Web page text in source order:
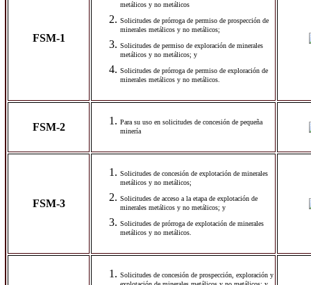
FSM-1
metálicos y no metálicos
Solicitudes de prórroga de permiso de prospección de
minerales metálicos y no metálicos;
Solicitudes de permiso de exploración de minerales
metálicos y no metálicos; y
Solicitudes de prórroga de permiso de exploración de
minerales metálicos y no metálicos.
FSM-2 Para su uso en solicitudes de concesión de pequeña
minería
FSM-3
Solicitudes de concesión de explotación de minerales
metálicos y no metálicos;
Solicitudes de acceso a la etapa de explotación de
minerales metálicos y no metálicos; y
Solicitudes de prórroga de explotación de minerales
metálicos y no metálicos.
Solicitudes de concesión de prospección, exploración y